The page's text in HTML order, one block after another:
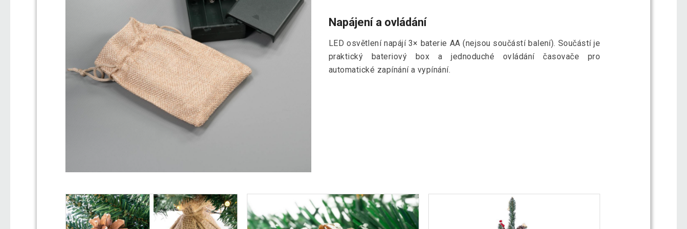
Napájení a ovládání
LED osvětlení napájí 3× baterie AA (nejsou součástí balení). Součástí je
praktický bateriový box a jednoduché ovládání časovače pro
automatické zapínání a vypínání.